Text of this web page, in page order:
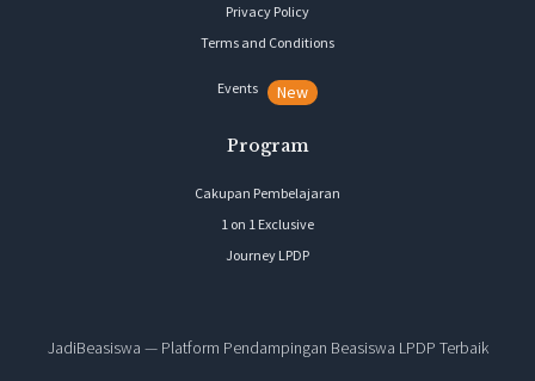
Privacy Policy
Terms and Conditions
Events New
Program
Cakupan Pembelajaran
1 on 1 Exclusive
Journey LPDP
JadiBeasiswa — Platform Pendampingan Beasiswa LPDP Terbaik